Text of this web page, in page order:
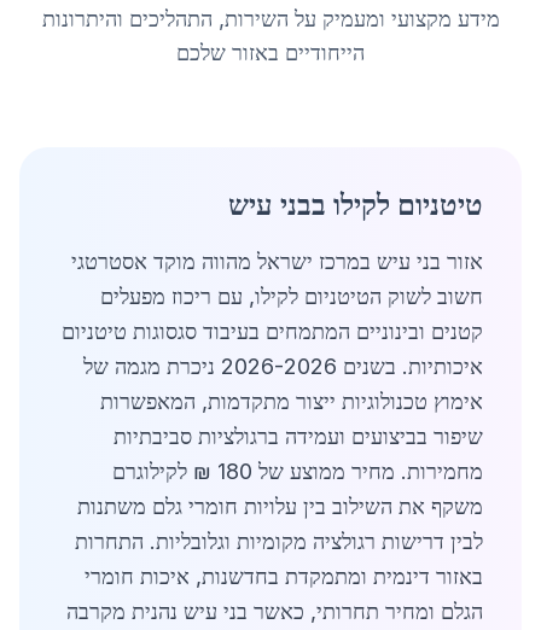
מידע מקצועי ומעמיק על השירות, התהליכים והיתרונות
הייחודיים באזור שלכם
טיטניום לקילו בבני עיש
אזור בני עיש במרכז ישראל מהווה מוקד אסטרטגי
חשוב לשוק הטיטניום לקילו, עם ריכוז מפעלים
קטנים ובינוניים המתמחים בעיבוד סגסוגות טיטניום
איכותיות. בשנים 2026-2026 ניכרת מגמה של
אימוץ טכנולוגיות ייצור מתקדמות, המאפשרות
שיפור בביצועים ועמידה ברגולציות סביבתיות
מחמירות. מחיר ממוצע של 180 ₪ לקילוגרם
משקף את השילוב בין עלויות חומרי גלם משתנות
לבין דרישות רגולציה מקומיות וגלובליות. התחרות
באזור דינמית ומתמקדת בחדשנות, איכות חומרי
הגלם ומחיר תחרותי, כאשר בני עיש נהנית מקרבה